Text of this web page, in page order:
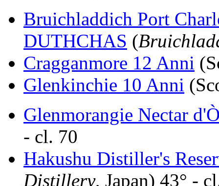
Bruichladdich Port
DUTHCHAS (
Cragganmore 12 Anni
Glenkinchie 10 Anni
Glenmorangie Nectar
- cl. 70
Hakushu Distiller's
Distillery, Japan) 43° -